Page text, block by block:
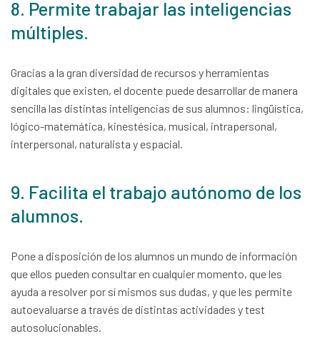
8. Permite trabajar las inteligencias
múltiples.
Gracias a la gran diversidad de recursos y herramientas
digitales que existen, el docente puede desarrollar de manera
sencilla las distintas inteligencias de sus alumnos: lingüística,
lógico-matemática, kinestésica, musical, intrapersonal,
interpersonal, naturalista y espacial.
9. Facilita el trabajo autónomo de los
alumnos.
Pone a disposición de los alumnos un mundo de información
que ellos pueden consultar en cualquier momento, que les
ayuda a resolver por sí mismos sus dudas, y que les permite
autoevaluarse a través de distintas actividades y test
autosolucionables.